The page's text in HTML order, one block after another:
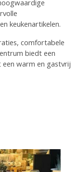
keukenartikelen.
comfortabele
biedt een
warm en gastvrij